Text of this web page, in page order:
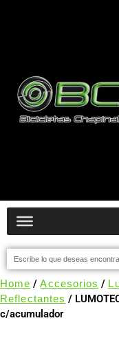
Home /Accesorios /
Reflectantes /
c/acumulador